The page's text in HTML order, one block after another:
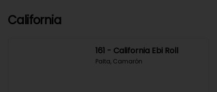
California
161 - California Ebi Roll
Palta, Camarón